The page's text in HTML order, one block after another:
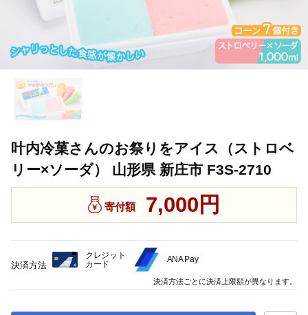
叶内冷菓さんのお祭りをアイス（ストロベ
リー×ソーダ） 山形県 新庄市 F3S-2710
寄付額 7,000円
決済方法
クレジット
カード
ANA Pay
決済方法ごとに決済上限額が異なります。